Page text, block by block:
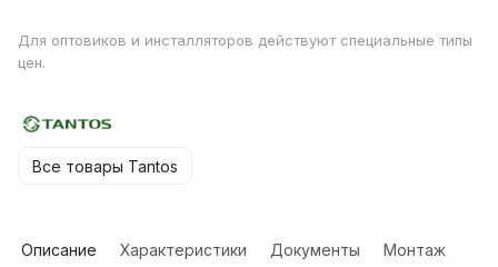
Для оптовиков и инсталляторов действуют специальные типы
цен.
Все товары Tantos
Описание Характеристики Документы Монтаж